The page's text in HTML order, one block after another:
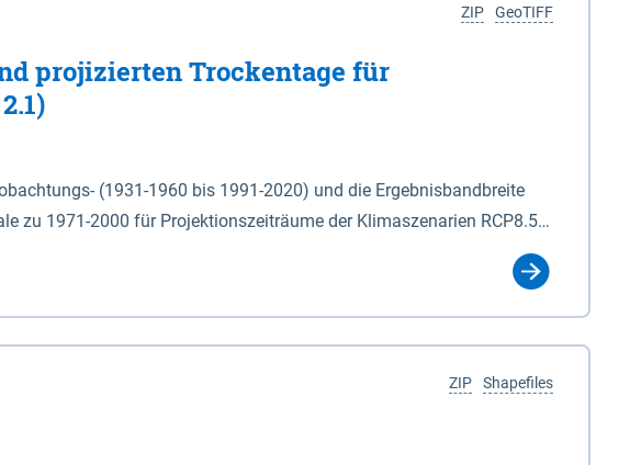
GeoTIFF
ZIP
projizierten Trockentage für
(1931-1960 bis 1991-2020) und die Ergebnisbandbreite
zu 1971-2000 für Projektionszeiträume der Klimaszenarien RCP8.5
Sommerhalbjahr (Mai - Okt.) - hwi: Hydrologisches Winterhalbjahr
im GIS eine Klassifizierung der Rasterdaten mit Klassenname und
Shapefiles
ZIP